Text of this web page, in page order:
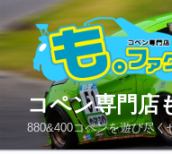
ン
テ
ン
コペン専門店
880&400コペンを遊び尽く